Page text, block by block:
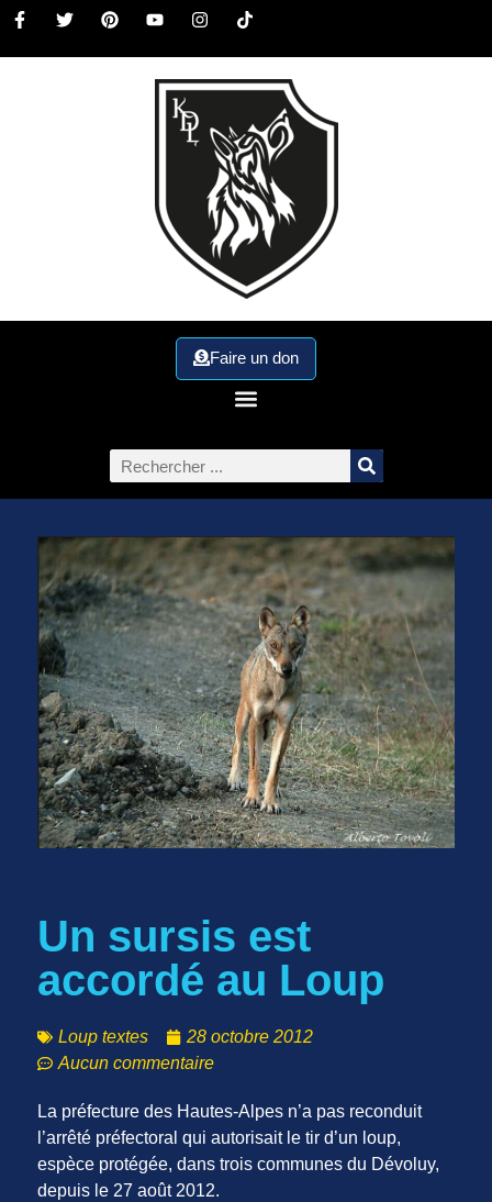
Faire un don
Un sursis est
accordé au Loup
Loup textes
28 octobre 2012
Aucun commentaire
La préfecture des Hautes-Alpes n’a pas reconduit
l’arrêté préfectoral qui autorisait le tir d’un loup,
espèce protégée, dans trois communes du Dévoluy,
depuis le 27 août 2012.